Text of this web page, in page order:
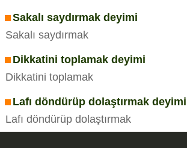
Sakalı saydırmak deyimi
Sakalı saydırmak
Dikkatini toplamak deyimi
Dikkatini toplamak
Lafı döndürüp dolaştırmak deyimi
Lafı döndürüp dolaştırmak